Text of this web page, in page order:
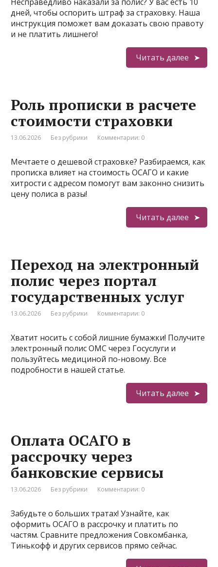
дней, чтобы оспорить штраф за страховку. Наша
инструкция поможет вам доказать свою правоту
и не платить лишнего!
Читать далее
Роль прописки в расчете
стоимости страховки
13.06.2026 Без рубрики Комментарии: 0
Мечтаете о дешевой страховке? Разбираемся, как
прописка влияет на стоимость ОСАГО и какие
хитрости с адресом помогут вам законно снизить
цену полиса в разы!
Читать далее
Переход на электронный
полис через портал
государственных услуг
13.06.2026 Без рубрики Комментарии: 0
Хватит носить с собой лишние бумажки! Получите
электронный полис ОМС через Госуслуги и
пользуйтесь медициной по-новому. Все
подробности в нашей статье.
Читать далее
Оплата ОСАГО в
рассрочку через
банковские сервисы
13.06.2026 Без рубрики Комментарии: 0
Забудьте о больших тратах! Узнайте, как
оформить ОСАГО в рассрочку и платить по
частям. Сравните предложения Совкомбанка,
Тинькофф и других сервисов прямо сейчас.